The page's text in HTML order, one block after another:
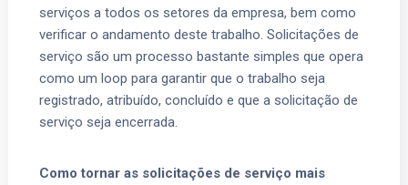
serviços a todos os setores da empresa, bem como
verificar o andamento deste trabalho. Solicitações de
serviço são um processo bastante simples que opera
como um loop para garantir que o trabalho seja
registrado, atribuído, concluído e que a solicitação de
serviço seja encerrada.
Como tornar as solicitações de serviço mais